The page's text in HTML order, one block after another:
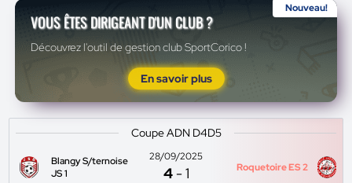
Nouveau!
VOUS ÊTES DIRIGEANT D'UN CLUB ?
Découvrez l'outil de gestion club SportCorico !
En savoir plus
Coupe ADN D4D5
Blangy S/ternoise
JS 1
28/09/2025
4 -1 Roquetoire ES 2